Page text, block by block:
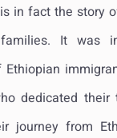
in fact the story
It was
dedicated
journey from